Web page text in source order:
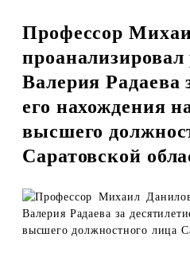
Профессор
проанализировал
Валерия Радаева
его нахождения
высшего
Саратовской